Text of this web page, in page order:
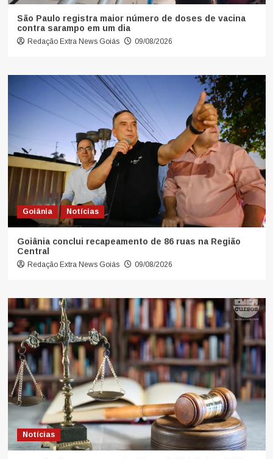
São Paulo registra maior número de doses de vacina
contra sarampo em um dia
Redação Extra News Goiás 09/08/2026
Goiânia Notícias
Goiânia conclui recapeamento de 86 ruas na Região
Central
Redação Extra News Goiás 09/08/2026
Notícias